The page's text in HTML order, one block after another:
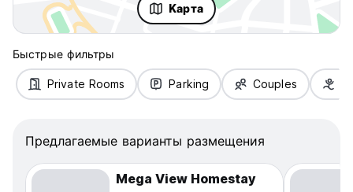
Kарта
Быстрые фильтры
Private Rooms Parking Couples
Предлагаемые варианты размещения
Mega View Homestay